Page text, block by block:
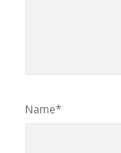
Name*